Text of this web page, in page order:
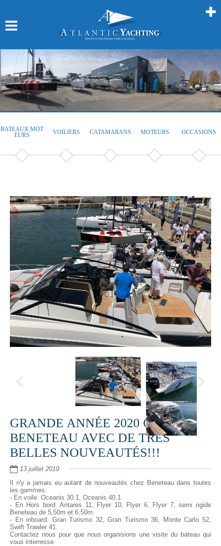
BATEAUX MOT
EURS
VOILIERS CATAMARANS MOTEURS OCCASIONS
GRANDE ANNÉE 2020 CHEZ
BENETEAU AVEC DE TRÈS
BELLES NOUVEAUTÉS!!!
13 juillet 2019
Il n'y a jamais eu autant de nouveautés chez Beneteau dans toutes
les gammes:
- En voile: Oceanis 30.1, Oceanis 40.1.
- En Hors bord: Antares 11, Flyer 10, Flyer 6, Flyer 7, semi rigide
Beneteau de 5,50m et 6,50m.
- En inboard: Gran Turismo 32, Gran Turismo 36, Monte Carlo 52,
Swift Trawler 41.
Contactez nous pour que nous organisions une visite du bateau qui
vous interresse